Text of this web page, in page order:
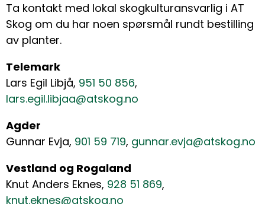
Ta kontakt med lokal skogkulturansvarlig i AT
Skog om du har noen spørsmål rundt bestilling
av planter.
Telemark
Lars Egil Libjå, 951 50 856,
lars.egil.libjaa@atskog.no
Agder
Gunnar Evja, 901 59 719, gunnar.evja@atskog.no
Vestland og Rogaland
Knut Anders Eknes, 928 51 869,
knut.eknes@atskog.no